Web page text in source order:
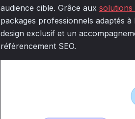
audience cible. Grâce aux solutions
packages professionnels adaptés
design exclusif et un
référencement SEO.